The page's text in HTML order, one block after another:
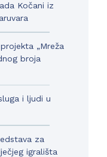
Kočani iz
„Mreža
broja
i ljudi u
za
igrališta